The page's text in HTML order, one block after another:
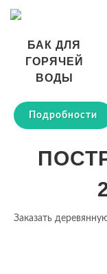
БАК ДЛЯ
ГОРЯЧЕЙ
ВОДЫ
Подробности
Заказать